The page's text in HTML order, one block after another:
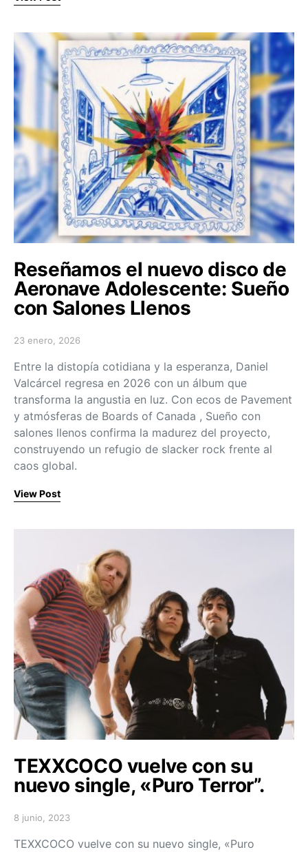
Reseñamos el nuevo disco de
Aeronave Adolescente: Sueño
con Salones Llenos
Posted on
23 enero, 2026
Entre la distopía cotidiana y la esperanza, Daniel
Valcárcel regresa en 2026 con un álbum que
transforma la angustia en luz. Con ecos de Pavement
y atmósferas de Boards of Canada , Sueño con
salones llenos confirma la madurez del proyecto,
construyendo un refugio de slacker rock frente al
caos global.
View Post
TEXXCOCO vuelve con su
nuevo single, «Puro Terror”.
Posted on
8 junio, 2023
TEXXCOCO vuelve con su nuevo single, «Puro